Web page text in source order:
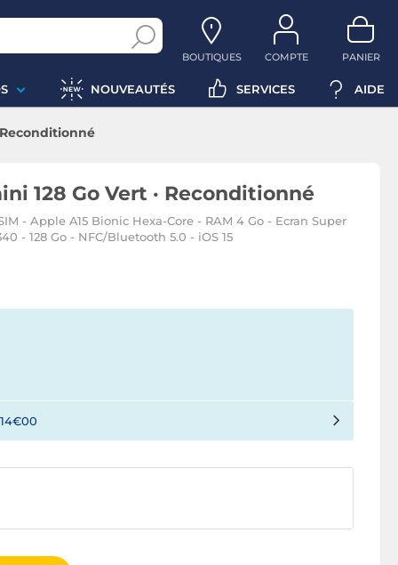
BOUTIQUES COMPTE PANIER
NOUVEAUTÉS SERVICES AIDE
Reconditionné
128 Go Vert · Reconditionné
- Apple A15 Bionic Hexa-Core - RAM 4 Go - Ecran Super
- 128 Go - NFC/Bluetooth 5.0 - iOS 15